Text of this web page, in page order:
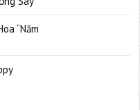
“Năm